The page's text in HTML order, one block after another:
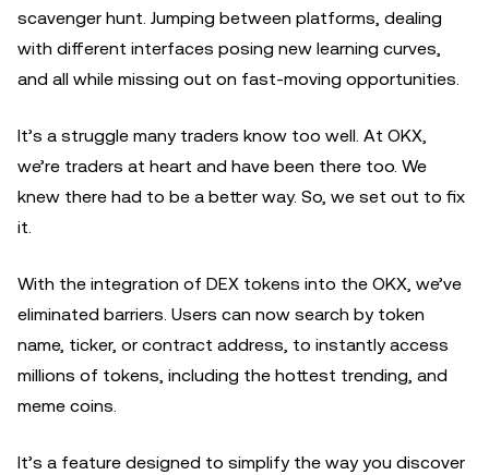
scavenger hunt. Jumping between platforms, dealing
with different interfaces posing new learning curves,
and all while missing out on fast-moving opportunities.
It’s a struggle many traders know too well. At OKX,
we’re traders at heart and have been there too. We
knew there had to be a better way. So, we set out to fix
it.
With the integration of DEX tokens into the OKX, we’ve
eliminated barriers. Users can now search by token
name, ticker, or contract address, to instantly access
millions of tokens, including the hottest trending, and
meme coins.
It’s a feature designed to simplify the way you discover